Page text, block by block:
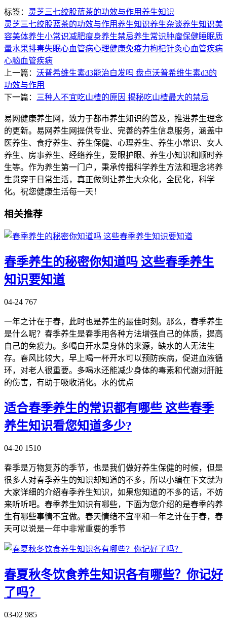
标签： 灵芝三七绞股蓝茶的功效与作用养生知识
灵芝三七绞股蓝茶的功效与作用养生知识养生杂谈养生知识美
容美体养生小常识减肥瘦身养生禁忌养生常识肿瘤保健睡眠质
量水果排毒失眠心血管病心理健康免疫力枸杞针灸心血管疾病
心脑血管疾病
上一篇： 沃普希维生素d3能治白发吗 盘点沃普希维生素d3的
功效与作用
下一篇：
三种人不宜吃山楂的原因 揭秘吃山楂最大的禁忌
易网健康养生网，致力于都市养生知识的普及，推进养生理念
的更新。易网养生网提供专业、完善的养生信息服务，涵盖中
医养生、食疗养生、养生保健、心理养生、养生小常识、女人
养生、房事养生、经络养生，爱眼护眼、养生小知识和顺时养
生等。作为养生第一门户，秉承传播科学养生方法和理念将养
生贯穿于日常生活，真正做到让养生大众化，全民化，科学
化。祝您健康生活每一天！
相关推荐
春季养生的秘密你知道吗 这些春季养生
知识要知道
04-24 767
一年之计在于春，此时也是养生的最佳时刻。那么，春季养生
是什么呢？春季养生是春季用各种方法增强自己的体质，提高
自己的免疫力。多喝白开水是身体的来源，缺水的人无法生
存。春风比较大，早上喝一杯开水可以预防疾病，促进血液循
环，对老人很重要。多喝水还能减少身体的毒素和代谢对肝脏
的伤害，有助于吸收消化。水的优点
适合春季养生的常识都有哪些 这些春季
养生知识看您知道多少?
04-20 1510
春季是万物复苏的季节，也是我们做好养生保健的时候，但是
很多人对春季养生的知识却知道的不多，所以小编在下文就为
大家详细的介绍春季养生知识，如果您知道的不多的话，不妨
来听听吧。春季养生知识有哪些，下面为您介绍的是春季的养
生有哪些事情不宜做。春天情绪不宜平和一年之计在于春，春
天可以说是一年中非常重要的季节
春夏秋冬饮食养生知识各有哪些？你记好
了吗？
03-02 985